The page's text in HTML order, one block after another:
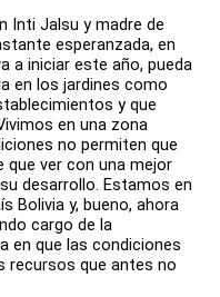
Inti Jalsu y madre de
esperanzada, en
a iniciar este año, pueda
en los jardines como
y que
en una zona
no permiten que
ver con una mejor
desarrollo. Estamos en
Bolivia y, bueno, ahora
cargo de la
en que las condiciones
recursos que antes no